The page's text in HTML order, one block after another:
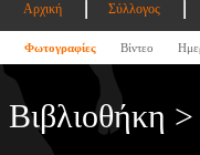
Αρχική Σύλλογος
Φωτογραφίες Βίντεο
Βιβλιοθήκη